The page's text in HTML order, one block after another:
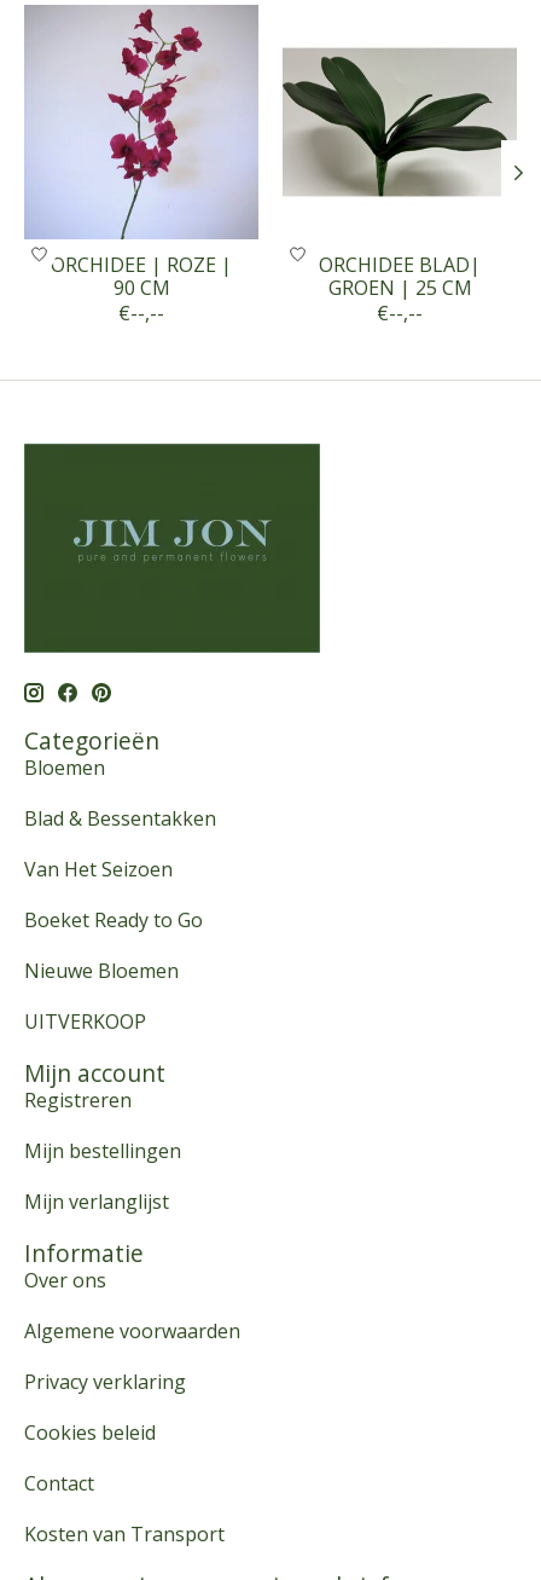
Items van productcarrousel
ORCHIDEE | ROZE |
90 CM
€--,--
ORCHIDEE BLAD|
GROEN | 25 CM
€--,--
Categorieën
Bloemen
Blad & Bessentakken
Van Het Seizoen
Boeket Ready to Go
Nieuwe Bloemen
UITVERKOOP
Mijn account
Registreren
Mijn bestellingen
Mijn verlanglijst
Informatie
Over ons
Algemene voorwaarden
Privacy verklaring
Cookies beleid
Contact
Kosten van Transport